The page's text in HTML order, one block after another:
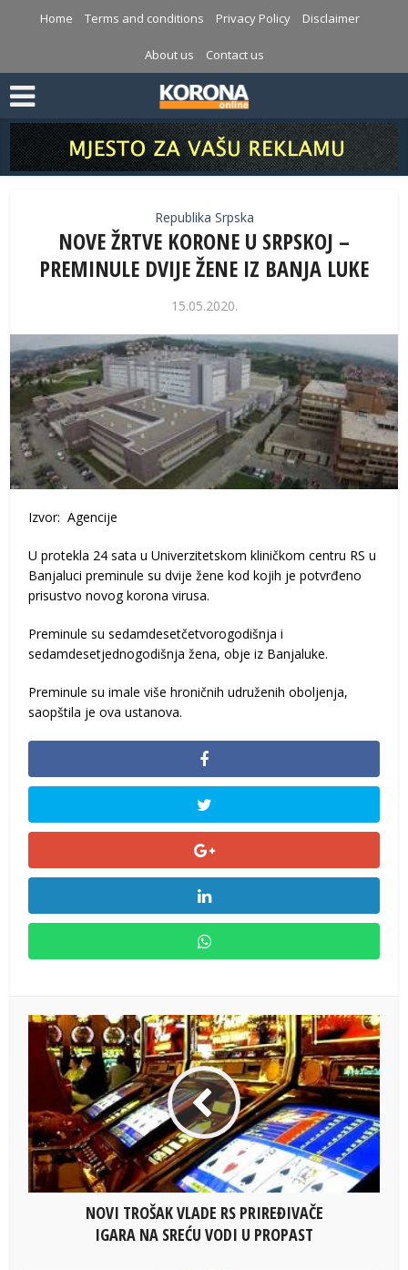
Home Terms and conditions Privacy Policy Disclaimer
About us Contact us
Republika Srpska
NOVE ŽRTVE KORONE U SRPSKOJ –
PREMINULE DVIJE ŽENE IZ BANJA LUKE
15.05.2020.
Izvor: Agencije
U protekla 24 sata u Univerzitetskom kliničkom centru RS u
Banjaluci preminule su dvije žene kod kojih je potvrđeno
prisustvo novog korona virusa.
Preminule su sedamdesetčetvorogodišnja i
sedamdesetjednogodišnja žena, obje iz Banjaluke.
Preminule su imale više hroničnih udruženih oboljenja,
saopštila je ova ustanova.
NOVI TROŠAK VLADE RS PRIREĐIVAČE
IGARA NA SREĆU VODI U PROPAST